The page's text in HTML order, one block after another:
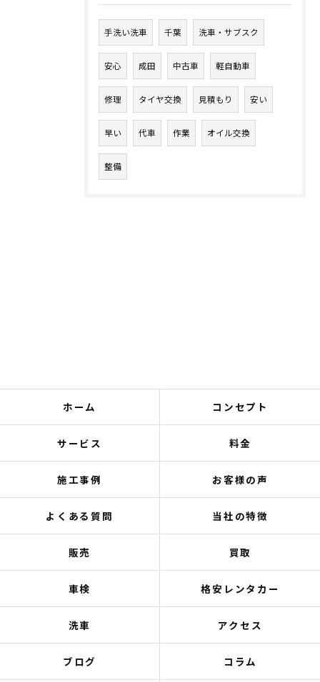
手洗い洗車 千葉 洗車・サブスク
安心 成田 中古車 軽自動車
修理 タイヤ交換 見積もり 安い
早い 代車 作業 オイル交換
整備
ホーム コンセプト
サービス 料金
施工事例 お客様の声
よくある質問 当社の特徴
販売 買取
車検 格安レンタカー
洗車 アクセス
ブログ コラム